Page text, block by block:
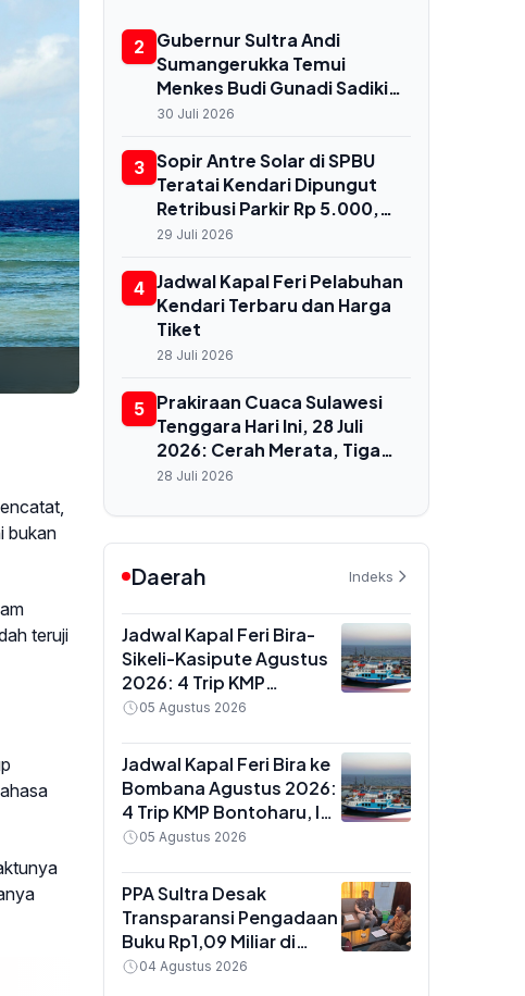
bukan
teruji
2
Gubernur Sultra Andi
Sumangerukka Temui
Menkes Budi Gunadi Sadikin
di Jakarta, Bahas
untuk Buton dan Baubau
30 Juli 2026
3 Sopir Antre Solar di SPBU
Teratai Kendari Dipungut
Retribusi Parkir Rp 5.000,
Dishub Terbitkan
29 Juli 2026
4 Jadwal Kapal Feri Pelabuhan
Kendari Terbaru dan Harga
Tiket
28 Juli 2026
5 Prakiraan Cuaca Sulawesi
Tenggara Hari Ini, 28 Juli
2026: Cerah Merata, Tiga
Wilayah Bebas Hujan, Suhu
28 Juli 2026
Daerah Indeks
Jadwal Kapal Feri Bira-
Sikeli-Kasipute Agustus
2026: 4 Trip KMP
Bontoharu dan Rincian
hingga Kendaraan
Golongan IX
05 Agustus 2026
Jadwal Kapal Feri Bira ke
Bombana Agustus 2026:
4 Trip KMP Bontoharu, Ini
Rincian Harga Tiket
Golongan IX
05 Agustus 2026
PPA Sultra Desak
Transparansi Pengadaan
Buku Rp1,09 Miliar di
Konawe, Plt Kadis Dikbud
04 Agustus 2026